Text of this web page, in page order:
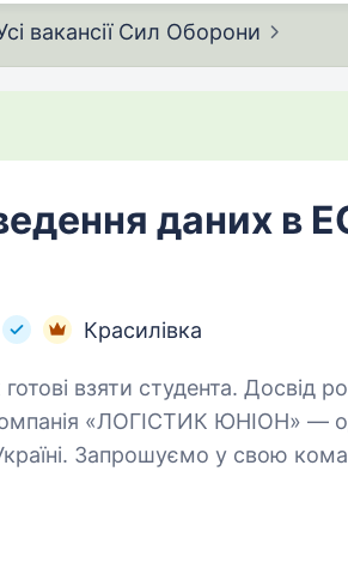
вакансії Сил Оборони
даних в
Красилівка
взяти студента. Досвід
«ЛОГІСТИК ЮНІОН» —
Запрошуємо у свою